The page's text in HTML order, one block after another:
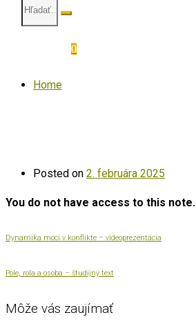
0
Home
Posted on 2. februára 2025
You do not have access to this note.
Dynamika moci v konflikte – videoprezentácia
Pole, rola a osoba – študijný text
Môže vás zaujímať